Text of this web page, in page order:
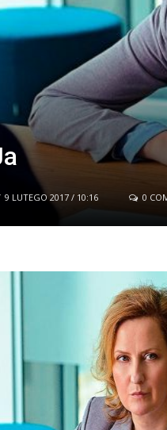
9 LUTEGO 2017 / 10:16 0